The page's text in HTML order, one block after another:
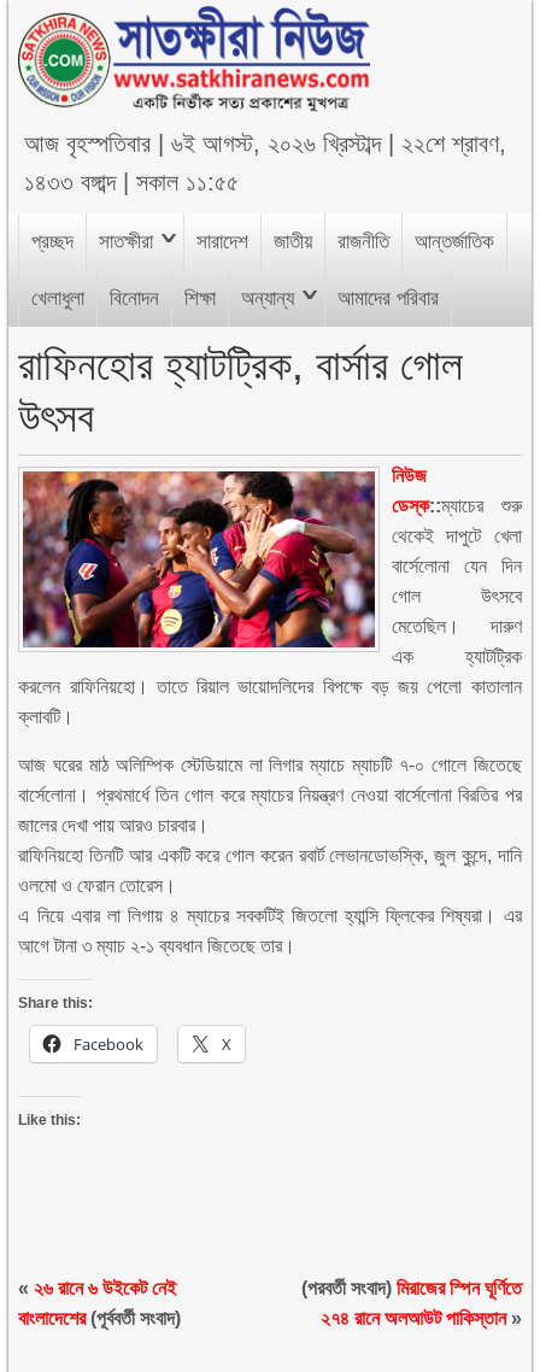
আজবৃহস্পতিবার |৬ই আগস্ট, ২০২৬ খ্রিস্টাব্দ| ২২শে শ্রাবণ,
১৪৩৩ বঙ্গাব্দ|সকাল ১১:৫৫
প্রচ্ছদ সাতক্ষীরা সারাদেশ জাতীয় রাজনীতি আন্তর্জাতিক
খেলাধুলা বিনোদন শিক্ষা অন্যান্য আমাদের পরিবার
রাফিনহোর হ্যাটট্রিক, বার্সার গোল
উৎসব
নিউজ
ডেস্ক::ম্যাচের শুরু
থেকেই দাপুটে খেলা
বার্সেলোনা যেন দিন
গোল উৎসবে
মেতেছিল। দারুণ
এক হ্যাটট্রিক
করলেন রাফিনিয়হো। তাতে রিয়াল ভায়োদলিদের বিপক্ষে বড় জয় পেলো কাতালান
ক্লাবটি।
আজ ঘরের মাঠ অলিম্পিক স্টেডিয়ামে লা লিগার ম্যাচে ম্যাচটি ৭-০ গোলে জিতেছে
বার্সেলোনা। প্রথমার্ধে তিন গোল করে ম্যাচের নিয়ন্ত্রণ নেওয়া বার্সেলোনা বিরতির পর
জালের দেখা পায় আরও চারবার।
রাফিনিয়হো তিনটি আর একটি করে গোল করেন রবার্ট লেভানডোভস্কি, জুল কুন্দে, দানি
ওলমো ও ফেরান তোরেস।
এ নিয়ে এবার লা লিগায় ৪ ম্যাচের সবকটিই জিতলো হ্যান্সি ফ্লিকের শিষ্যরা। এর
আগে টানা ৩ ম্যাচ ২-১ ব্যবধান জিতেছে তার।
Share this:
Facebook X
Like this:
«২৬ রানে ৬ উইকেট নেই
বাংলাদেশের(পূর্ববর্তী সংবাদ)
(পরবর্তী সংবাদ) মিরাজের স্পিন ঘূর্ণিতে
২৭৪ রানে অলআউট পাকিস্তান»